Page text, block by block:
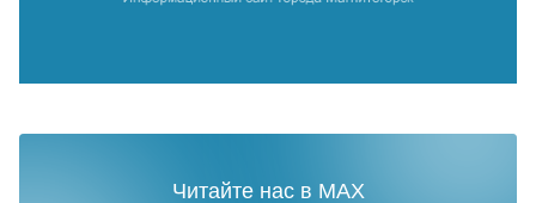
Читайте нас в MAX